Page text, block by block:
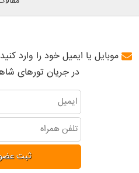
موبایل یا ایمیل خود را وارد
در جریان تورهای